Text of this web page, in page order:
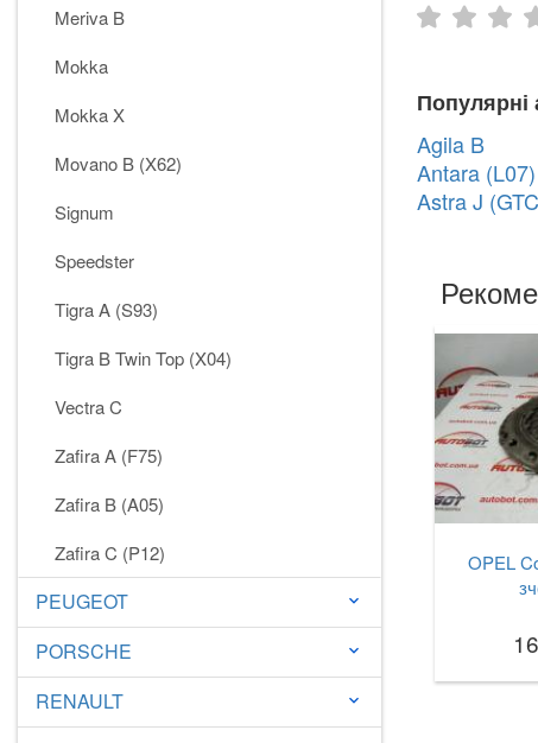
Meriva B
Mokka
Mokka X
Movano B (X62)
Signum
Speedster
Tigra A (S93)
Tigra B Twin Top (X04)
Vectra C
Zafira A (F75)
Zafira B (A05)
Zafira C (P12)
PEUGEOT keyboard_arrow_down
PORSCHE keyboard_arrow_down
RENAULT keyboard_arrow_down
Популярні
Agila B
Antara (L07)
Astra J
OPEL